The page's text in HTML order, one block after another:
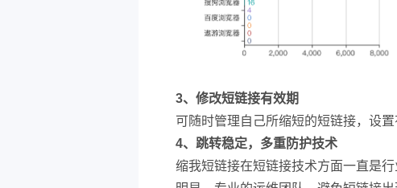
3、修改短链接有效期
可随时管理自己所缩短的短链接，设置
4、跳转稳定，多重防护技术
缩我短链接在短链接技术方面一直是